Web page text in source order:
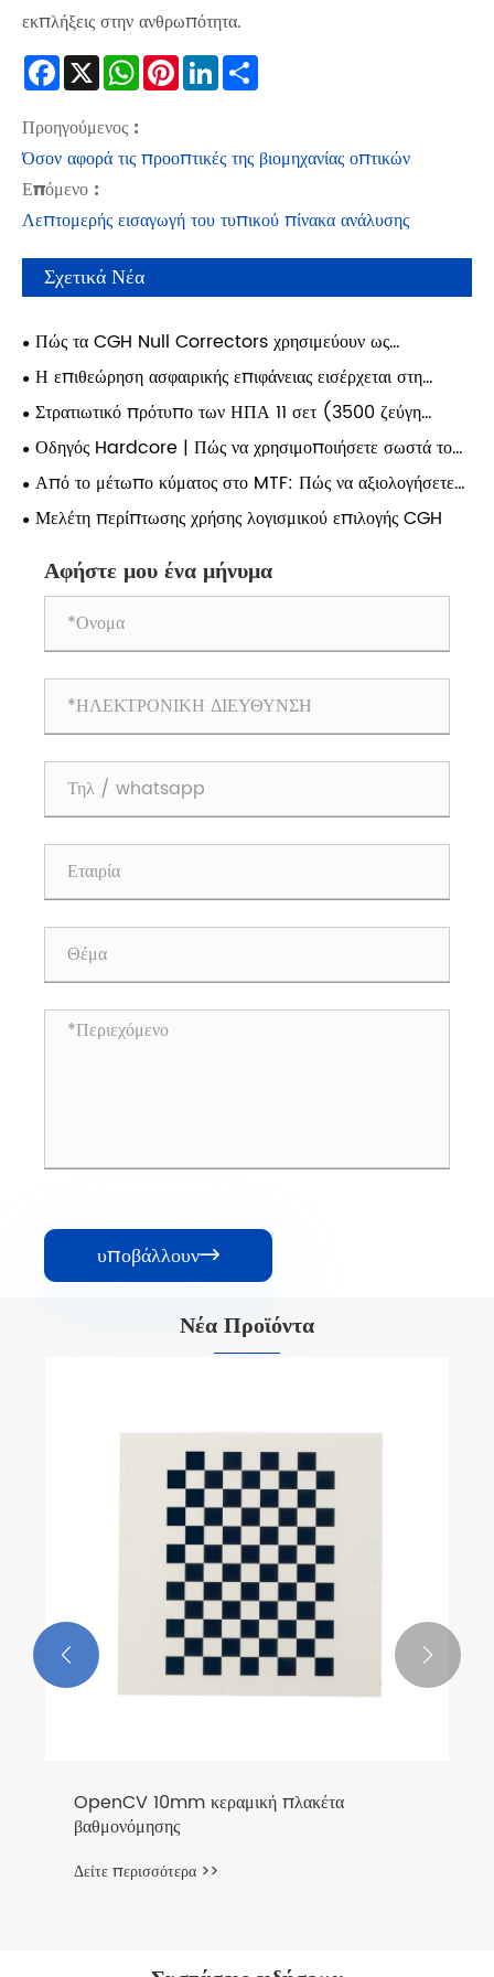
εκπλήξεις στην ανθρωπότητα.
Facebook
X WhatsApp
Pinterest
LinkedIn
Προηγούμενος :
Όσον αφορά τις προοπτικές της βιομηχανίας οπτικών
Επόμενο :
Λεπτομερής εισαγωγή του τυπικού πίνακα ανάλυσης
Σχετικά Νέα
Πώς τα CGH Null Correctors χρησιμεύουν ως
Diffractive Null Lens (DNL) για την ενεργοποίηση της
δοκιμής υψηλής ακρίβειας ασφαιρών;
Η επιθεώρηση ασφαιρικής επιφάνειας εισέρχεται στη
δεύτερη εποχή: Πώς η αποτελεσματικότητα καθορίζει τη
γραμμή ζωής της ποιοτικής αλλαγής στη μελλοντική οπτική
κατασκευή;
Στρατιωτικό πρότυπο των ΗΠΑ 11 σετ (3500 ζεύγη
γραμμών) στόχων δοκιμής εξαιρετικά υψηλής ανάλυσης: ένα
βασικό πρότυπο επαλήθευσης για την πραγματική ικανότητα
ανάλυσης φακών υψηλής τεχνολογίας.
Οδηγός Hardcore | Πώς να χρησιμοποιήσετε σωστά το
USAF 1951 για τη βαθμονόμηση της ανάλυσης οπτικού
συστήματος;
Από το μέτωπο κύματος στο MTF: Πώς να αξιολογήσετε
πλήρως ένα οπτικό σύστημα;
Μελέτη περίπτωσης χρήσης λογισμικού επιλογής CGH
Αφήστε μου ένα μήνυμα
υποβάλλουν
Νέα Προϊόντα
Δείτε περισσότερα >>
 